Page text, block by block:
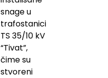
snage u
trafostanici
TS 35/10 kV
“Tivat”,
čime su
stvoreni